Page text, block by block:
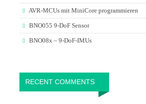
AVR-MCUs mit MiniCore programmieren
BNO055 9-DoF Sensor
BNO08x – 9-DoF-IMUs
RECENT COMMENTS